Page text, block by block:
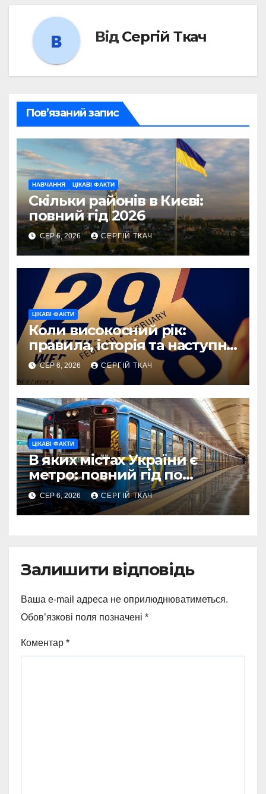
Від Сергій Ткач
Пов’язаний запис
НАВЧАННЯ ЦІКАВІ ФАКТИ
Скільки районів в Києві:
повний гід 2026
СЕР 6, 2026 СЕРГІЙ ТКАЧ
ЦІКАВІ ФАКТИ
Коли високосний рік:
правила, історія та наступні
дати
СЕР 6, 2026 СЕРГІЙ ТКАЧ
ЦІКАВІ ФАКТИ
В яких містах України є
метро: повний гід по
системах 2026
СЕР 6, 2026 СЕРГІЙ ТКАЧ
Залишити відповідь
Ваша e-mail адреса не оприлюднюватиметься.
Обов’язкові поля позначені *
Коментар *